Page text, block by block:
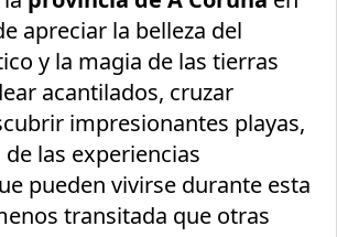
apreciar la belleza del
y la magia de las tierras
acantilados, cruzar
impresionantes playas,
las experiencias
pueden vivirse durante esta
transitada que otras